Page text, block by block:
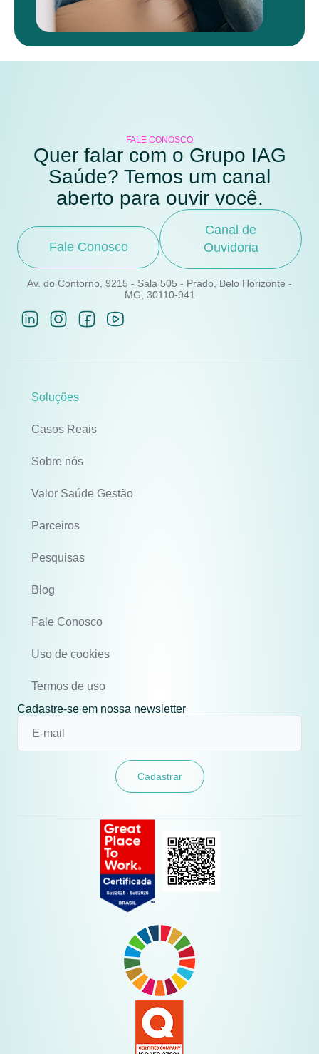
FALE CONOSCO
Quer falar com o Grupo IAG
Saúde? Temos um canal
aberto para ouvir você.
Fale Conosco
Canal de
Ouvidoria
Av. do Contorno, 9215 - Sala 505 - Prado, Belo Horizonte -
MG, 30110-941
Soluções
Casos Reais
Sobre nós
Valor Saúde Gestão
Parceiros
Pesquisas
Blog
Fale Conosco
Uso de cookies
Termos de uso
Cadastre-se em nossa newsletter
Cadastrar